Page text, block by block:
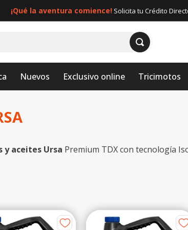
¡Qué la aventura comience!Solicita tu Crédito
Nuevos Exclusivo online Tricimotos
y aceites Ursa Premium TDX con tecnología